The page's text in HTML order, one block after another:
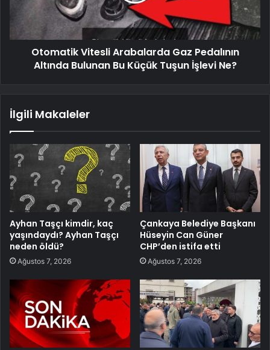
Otomatik Vitesli Arabalarda Gaz Pedalının
Altında Bulunan Bu Küçük Tuşun İşlevi Ne?
İlgili Makaleler
Ayhan Taşçı kimdir, kaç
yaşındaydı? Ayhan Taşçı
neden öldü?
Ağustos 7, 2026
Çankaya Belediye Başkanı
Hüseyin Can Güner
CHP’den istifa etti
Ağustos 7, 2026